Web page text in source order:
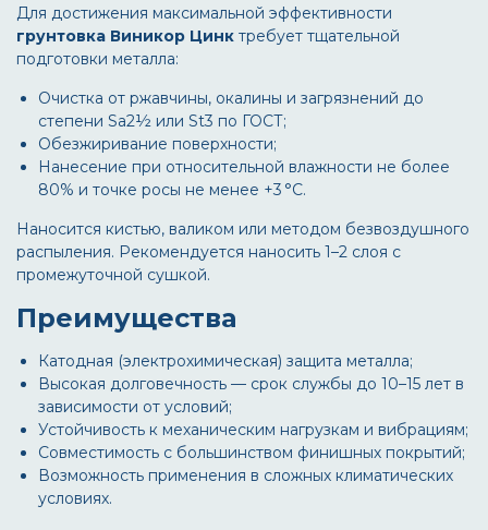
Для достижения максимальной эффективности
грунтовка Виникор Цинк требует тщательной
подготовки металла:
Очистка от ржавчины, окалины и загрязнений до
степени Sa2½ или St3 по ГОСТ;
Обезжиривание поверхности;
Нанесение при относительной влажности не более
80% и точке росы не менее +3 °C.
Наносится кистью, валиком или методом безвоздушного
распыления. Рекомендуется наносить 1–2 слоя с
промежуточной сушкой.
Преимущества
Катодная (электрохимическая) защита металла;
Высокая долговечность — срок службы до 10–15 лет в
зависимости от условий;
Устойчивость к механическим нагрузкам и вибрациям;
Совместимость с большинством финишных покрытий;
Возможность применения в сложных климатических
условиях.